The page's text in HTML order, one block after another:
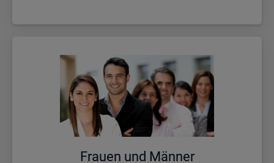
Frau­en und Män­ner